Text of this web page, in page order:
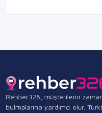
Rehber326, müşterilerin
bulmalarına yardımcı olur.